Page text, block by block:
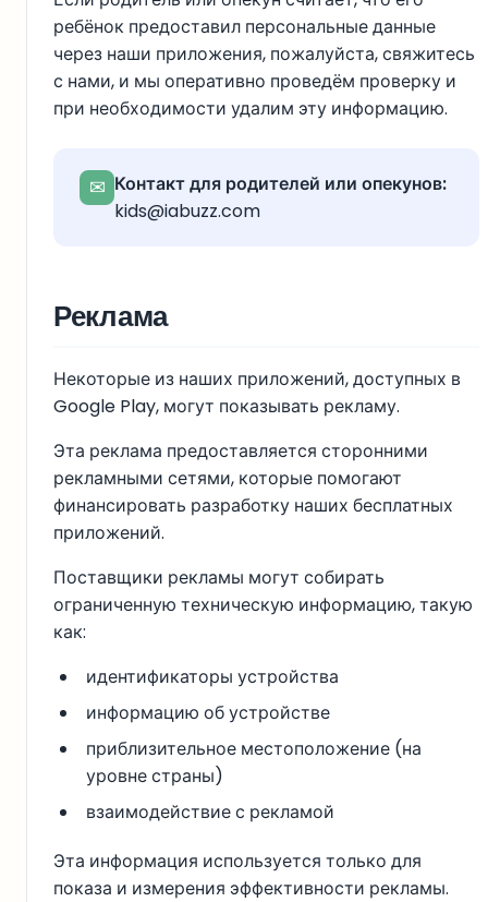
ребёнок предоставил персональные данные
через наши приложения, пожалуйста, свяжитесь
с нами, и мы оперативно проведём проверку и
при необходимости удалим эту информацию.
✉ Контакт для родителей или опекунов:
kids@iabuzz.com
Реклама
Некоторые из наших приложений, доступных в
Google Play, могут показывать рекламу.
Эта реклама предоставляется сторонними
рекламными сетями, которые помогают
финансировать разработку наших бесплатных
приложений.
Поставщики рекламы могут собирать
ограниченную техническую информацию, такую
как:
идентификаторы устройства
информацию об устройстве
приблизительное местоположение (на
уровне страны)
взаимодействие с рекламой
Эта информация используется только для
показа и измерения эффективности рекламы.